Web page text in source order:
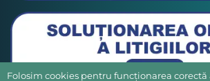
Folosim cookies pentru funcționarea corectă